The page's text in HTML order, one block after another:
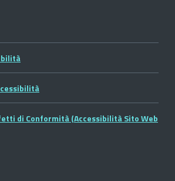
di Conformità (Accessibilità Sito Web